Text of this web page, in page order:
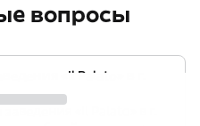
вопросы
«Il Palato» в г.